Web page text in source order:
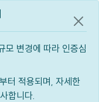
모 변경에 따라 인증심
터 적용되며, 자세한
합니다.
공지